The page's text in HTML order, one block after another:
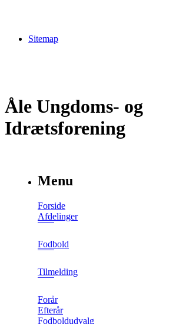
Sitemap
Åle Ungdoms- og
Idrætsforening
Menu
Forside
Afdelinger
Fodbold
Tilmelding
Forår
Efterår
Fodboldudvalg